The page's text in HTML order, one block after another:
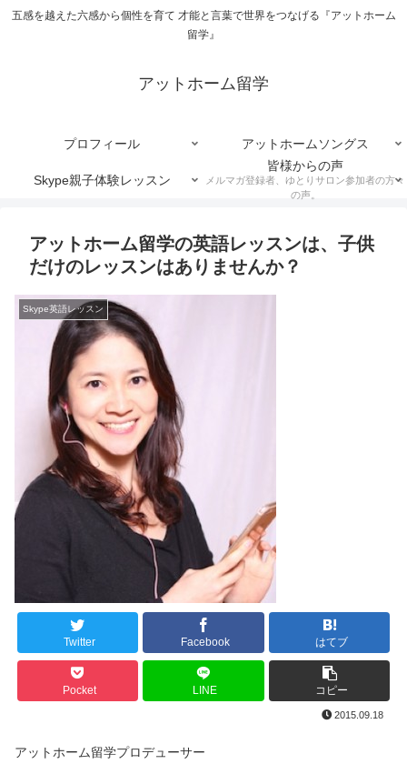
五感を越えた六感から個性を育て 才能と言葉で世界をつなげる『アットホーム
留学』
アットホーム留学
プロフィール アットホームソングス
Skype親子体験レッスン
皆様からの声
メルマガ登録者、ゆとりサロン参加者の方々
の声。
アットホーム留学の英語レッスンは、子供
だけのレッスンはありませんか？
Skype英語レッスン
Twitter Facebook はてブ
Pocket LINE コピー
2015.09.18
アットホーム留学プロデューサー